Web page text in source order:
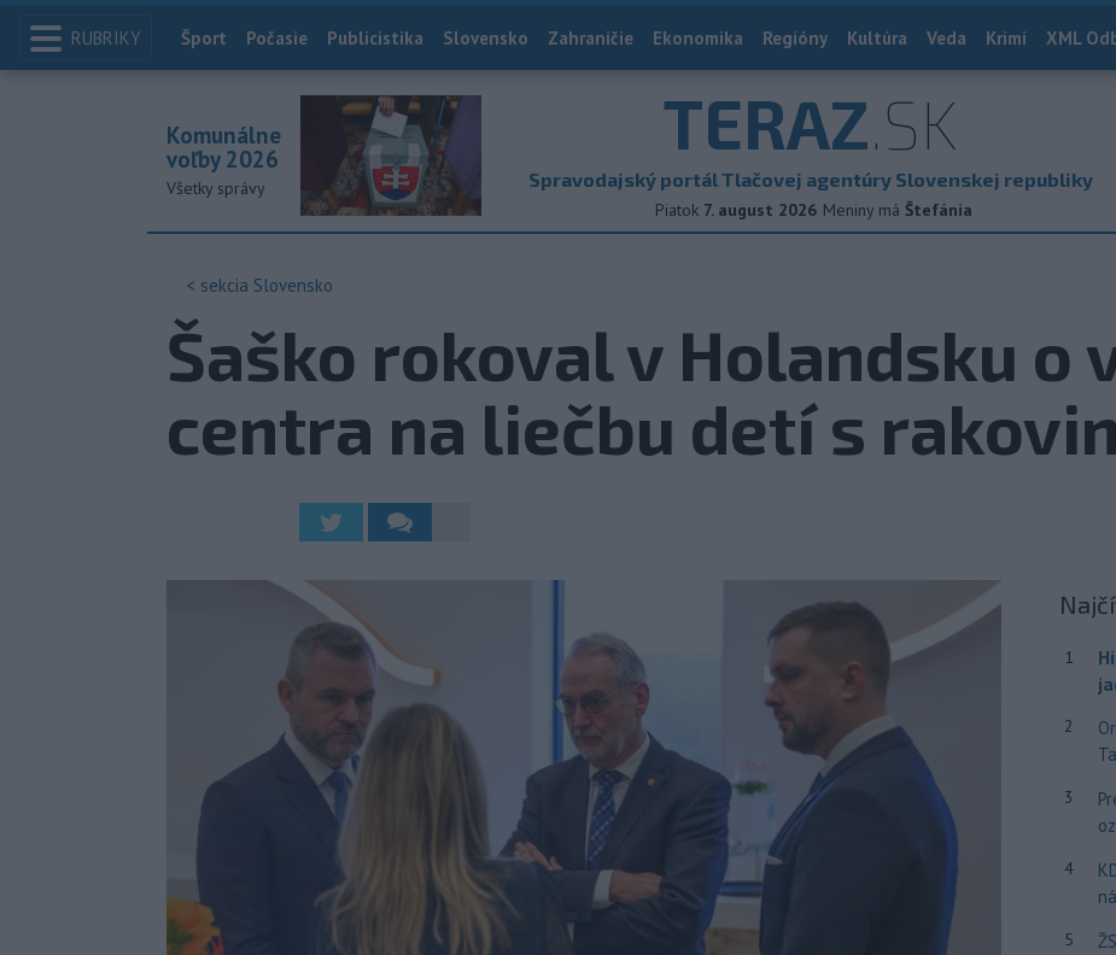
RUBRIKY Index
Šport Počasie Publicistika Slovensko Zahraničie Ekonomika Regióny Kultúra Veda Krimi XML
TERAZ.SK
Spravodajský portál Tlačovej agentúry Slovenskej republiky
Piatok 7. august 2026 Meniny má Štefánia
Komunálne
voľby 2026
Všetky správy
< sekcia Slovensko
Šaško rokoval v Holandsku o
centra na liečbu detí s
1
2
3
4
5